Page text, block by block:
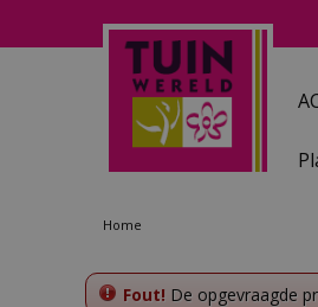
Home
Fout! De opgevraagde